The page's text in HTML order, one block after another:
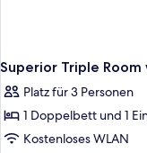
Superior Triple
Platz für 3 Personen
1 Doppelbett und 1
Kostenloses WLAN